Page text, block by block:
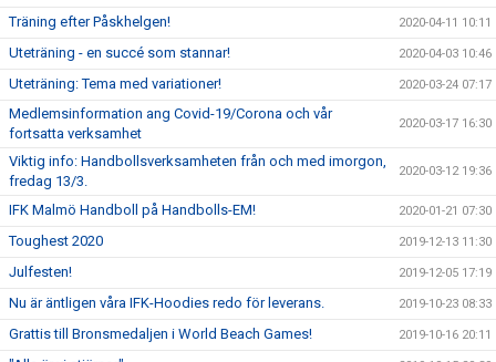
Träning efter Påskhelgen! 2020-04-11 10:11
Uteträning - en succé som stannar! 2020-04-03 10:46
Uteträning: Tema med variationer! 2020-03-24 07:17
Medlemsinformation ang Covid-19/Corona och vår
fortsatta verksamhet
2020-03-17 16:30
Viktig info: Handbollsverksamheten från och med imorgon,
fredag 13/3.
2020-03-12 19:36
IFK Malmö Handboll på Handbolls-EM! 2020-01-21 07:30
Toughest 2020 2019-12-13 11:30
Julfesten! 2019-12-05 17:19
Nu är äntligen våra IFK-Hoodies redo för leverans. 2019-10-23 08:33
Grattis till Bronsmedaljen i World Beach Games! 2019-10-16 20:11